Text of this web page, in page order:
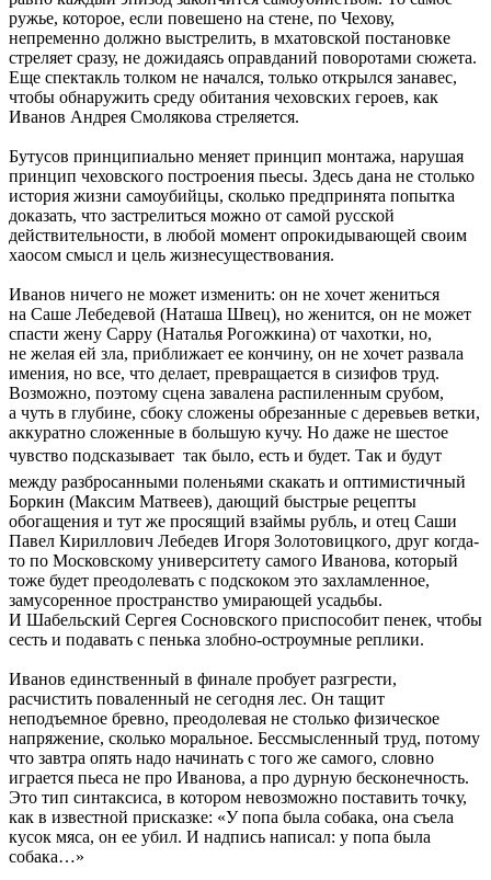
ружье, которое, если повешено на стене, по Чехову,
непременно должно выстрелить, в мхатовской постановке
стреляет сразу, не дожидаясь оправданий поворотами сюжета.
Еще спектакль толком не начался, только открылся занавес,
чтобы обнаружить среду обитания чеховских героев, как
Иванов Андрея Смолякова стреляется.
Бутусов принципиально меняет принцип монтажа, нарушая
принцип чеховского построения пьесы. Здесь дана не столько
история жизни самоубийцы, сколько предпринята попытка
доказать, что застрелиться можно от самой русской
действительности, в любой момент опрокидывающей своим
хаосом смысл и цель жизнесуществования.
Иванов ничего не может изменить: он не хочет жениться
на Саше Лебедевой (Наташа Швец), но женится, он не может
спасти жену Сарру (Наталья Рогожкина) от чахотки, но,
не желая ей зла, приближает ее кончину, он не хочет развала
имения, но все, что делает, превращается в сизифов труд.
Возможно, поэтому сцена завалена распиленным срубом,
а чуть в глубине, сбоку сложены обрезанные с деревьев ветки,
аккуратно сложенные в большую кучу. Но даже не шестое
чувство подсказывает  так было, есть и будет. Так и будут
между разбросанными поленьями скакать и оптимистичный
Боркин (Максим Матвеев), дающий быстрые рецепты
обогащения и тут же просящий взаймы рубль, и отец Саши
Павел Кириллович Лебедев Игоря Золотовицкого, друг когда-
то по Московскому университету самого Иванова, который
тоже будет преодолевать с подскоком это захламленное,
замусоренное пространство умирающей усадьбы.
И Шабельский Сергея Сосновского приспособит пенек, чтобы
сесть и подавать с пенька злобно-остроумные реплики.
Иванов единственный в финале пробует разгрести,
расчистить поваленный не сегодня лес. Он тащит
неподъемное бревно, преодолевая не столько физическое
напряжение, сколько моральное. Бессмысленный труд, потому
что завтра опять надо начинать с того же самого, словно
играется пьеса не про Иванова, а про дурную бесконечность.
Это тип синтаксиса, в котором невозможно поставить точку,
как в известной присказке: «У попа была собака, она съела
кусок мяса, он ее убил. И надпись написал: у попа была
собака…»